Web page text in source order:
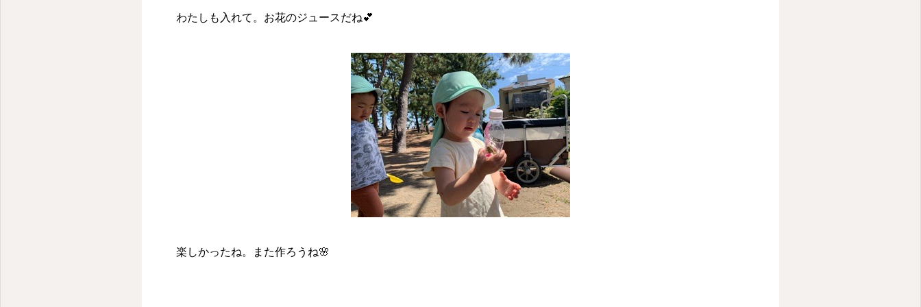
わたしも入れて。お花のジュースだね💕
楽しかったね。また作ろうね🌸